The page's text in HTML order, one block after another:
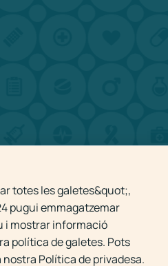
totes les galetes&quot;,
pugui emmagatzemar
i mostrar informació
política de galetes. Pots
Política de privadesa.